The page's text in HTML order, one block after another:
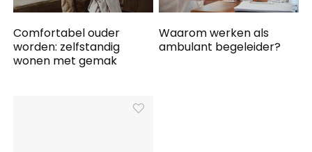
Comfortabel ouder
worden: zelfstandig
wonen met gemak
Waarom werken als
ambulant begeleider?